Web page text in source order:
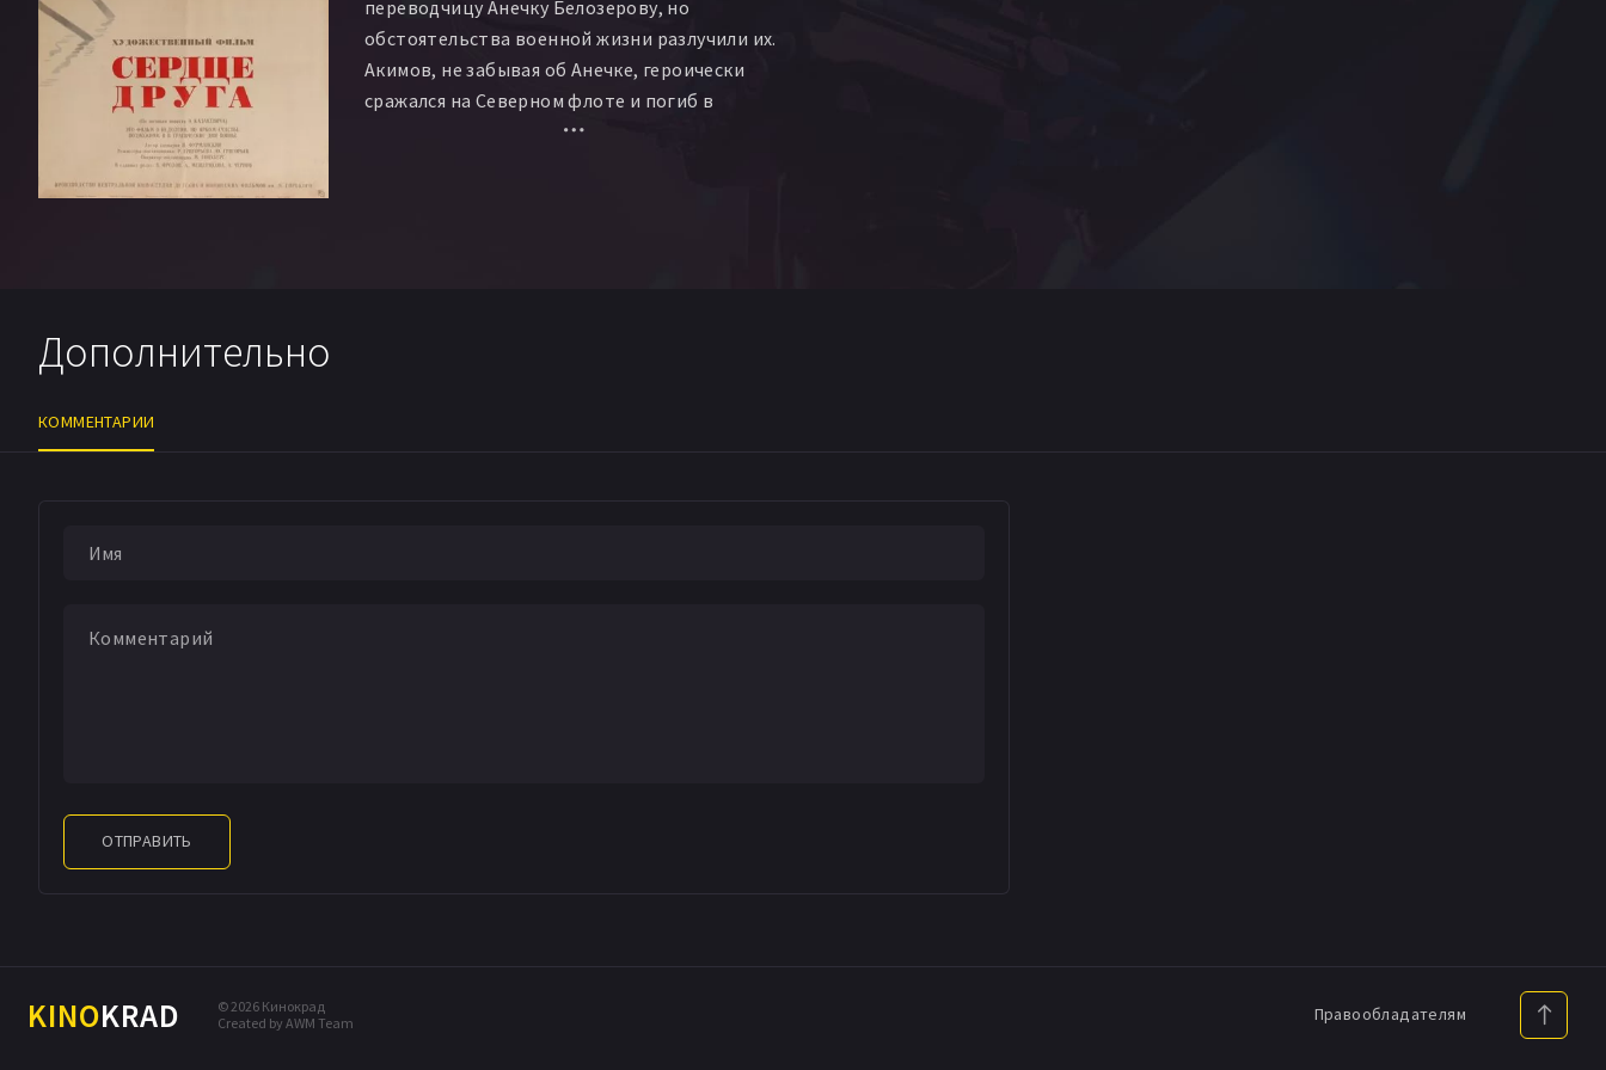
переводчицу Анечку Белозерову, но
обстоятельства военной жизни разлучили их.
Акимов, не забывая об Анечке, героически
сражался на Северном флоте и погиб в
Норвегии, не дожив до Победы и рождения
Дополнительно
КОММЕНТАРИИ
ОТПРАВИТЬ
KINOKRAD
© 2026 Кинокрад
Created by AWM Team
Правообладателям